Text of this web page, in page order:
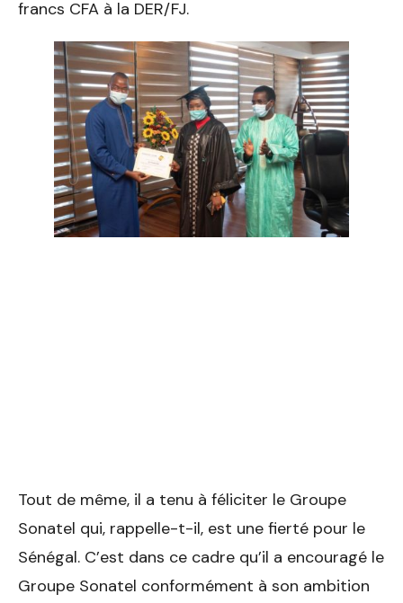
francs CFA à la DER/FJ.
Tout de même, il a tenu à féliciter le Groupe
Sonatel qui, rappelle-t-il, est une fierté pour le
Sénégal. C’est dans ce cadre qu’il a encouragé le
Groupe Sonatel conformément à son ambition